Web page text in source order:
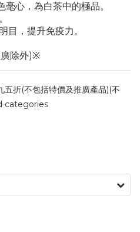
心，為白茶中的極品。
目，提升免疫力。
除外)※
五折(不包括特價及推廣產品)(不
categories